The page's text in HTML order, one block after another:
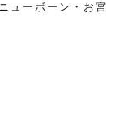
ューボーン・お宮